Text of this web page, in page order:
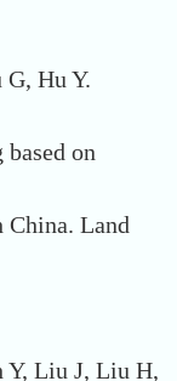
Hu Y.
on
China. Land
Y, Liu J, Liu H,